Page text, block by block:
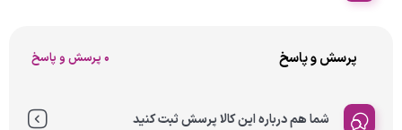
پرسش و پاسخ 0 پرسش و پاسخ
شما هم درباره این کالا پرسش ثبت کنید